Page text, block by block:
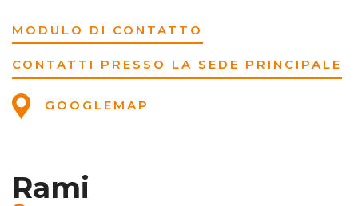
MODULO DI CONTATTO
CONTATTI PRESSO LA SEDE PRINCIPALE
GOOGLEMAP
Rami